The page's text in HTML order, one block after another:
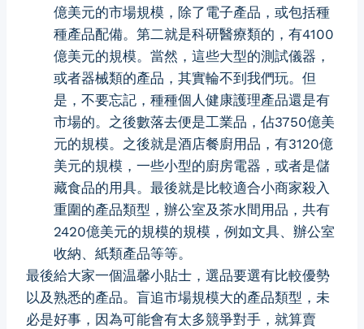
億美元的市場規模，除了電子產品，或包括種
種產品配備。第二就是科研醫療類的，有4100
億美元的規模。當然，這些大型的測試儀器，
或者器械類的產品，其實輪不到我們玩。但
是，不要忘記，種種個人健康護理產品還是有
市場的。之後數落去便是工業品，佔3750億美
元的規模。之後就是酒店餐廚用品，有3120億
美元的規模，一些小型的廚房電器，或者是儲
藏食品的用具。最後就是比較適合小商家殺入
重圍的產品類型，辦公室及茶水間用品，共有
2420億美元的規模的規模，例如文具、辦公室
收納、紙類產品等等。
最後給大家一個温馨小貼士，選品要選有比較優勢
以及熟悉的產品。盲追市場規模大的產品類型，未
必是好事，因為可能會有太多競爭對手，就算賣